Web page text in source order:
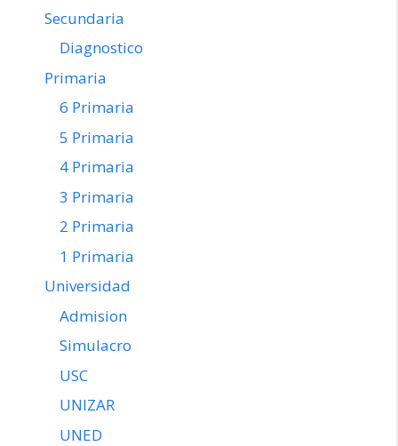
Secundaria
Diagnostico
Primaria
6 Primaria
5 Primaria
4 Primaria
3 Primaria
2 Primaria
1 Primaria
Universidad
Admision
Simulacro
USC
UNIZAR
UNED